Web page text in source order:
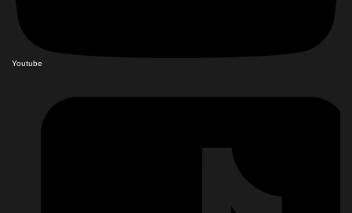
Youtube